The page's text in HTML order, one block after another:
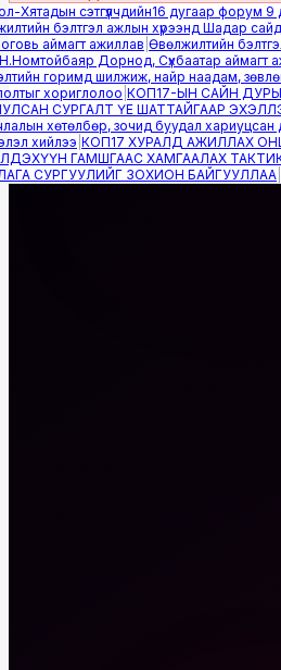
сэтгүүлчдийн16 дугаар форум 9
бэлтгэл ажлын хүрээнд Шадар сайд
аймагт ажиллав|Өвөлжилтийн
Дорнод, Сүхбаатар аймагт
горимд шилжиж, найр наадам,
хориглолоо|КОП17-ЫН САЙН
СУРГАЛТ ҮЕ ШАТТАЙГААР
хөтөлбөр, зочид буудал хариуцсан
хийлээ|КОП17 ХУРАЛД АЖИЛЛАХ
ГАМШГААС ХАМГААЛАХ
СУРГУУЛИЙГ ЗОХИОН БАЙГУУЛЛАА|